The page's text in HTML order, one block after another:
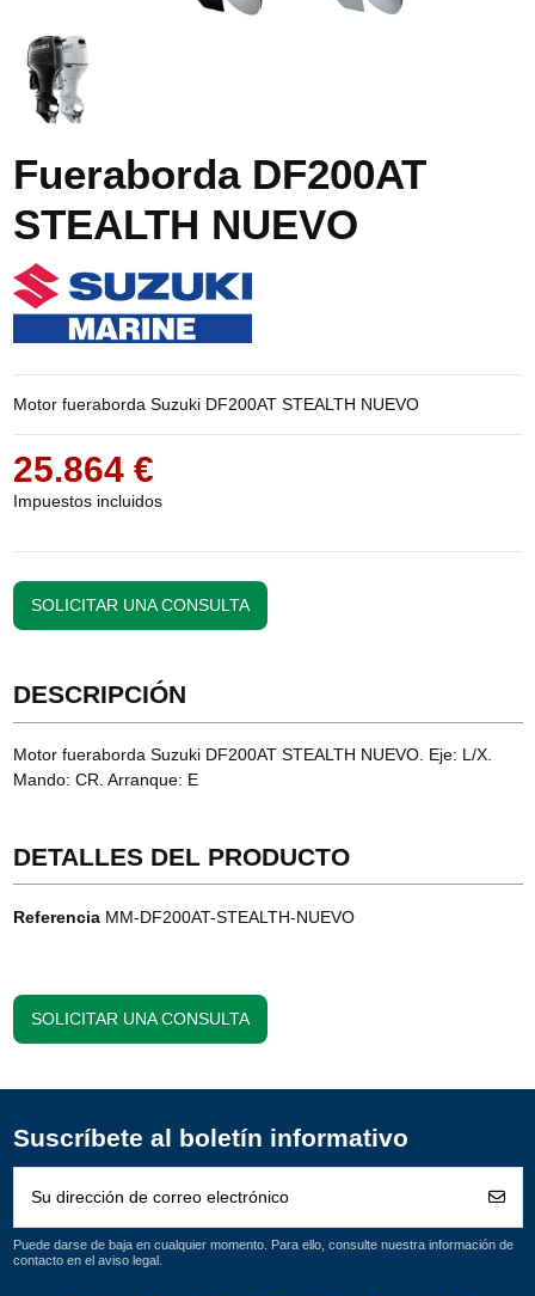
Fueraborda DF200AT
STEALTH NUEVO
Motor fueraborda Suzuki DF200AT STEALTH NUEVO
25.864 €
Impuestos incluidos
SOLICITAR UNA CONSULTA
DESCRIPCIÓN
Motor fueraborda Suzuki DF200AT STEALTH NUEVO. Eje: L/X.
Mando: CR. Arranque: E
DETALLES DEL PRODUCTO
Referencia MM-DF200AT-STEALTH-NUEVO
SOLICITAR UNA CONSULTA
Suscríbete al boletín informativo
Puede darse de baja en cualquier momento. Para ello, consulte nuestra información de
contacto en el aviso legal.